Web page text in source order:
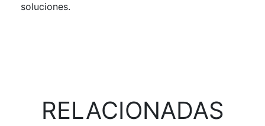
soluciones.
RELACIONADAS